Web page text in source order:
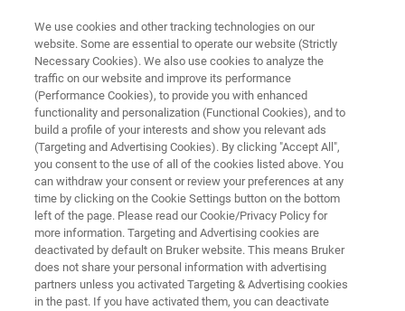
DIFFRAC.TOPAS ONLINE TRAINING 2023 JAPAN
DIFFRAC.TOPAS オンライント
レーニング
We use cookies and other tracking technologies on our
website. Some are essential to operate our website (Strictly
Necessary Cookies). We also use cookies to analyze the
traffic on our website and improve its performance
(Performance Cookies), to provide you with enhanced
functionality and personalization (Functional Cookies), and to
build a profile of your interests and show you relevant ads
(Targeting and Advertising Cookies). By clicking "Accept All",
you consent to the use of all of the cookies listed above. You
can withdraw your consent or review your preferences at any
time by clicking on the Cookie Settings button on the bottom
left of the page. Please read our Cookie/Privacy Policy for
more information. Targeting and Advertising cookies are
deactivated by default on Bruker website. This means Bruker
does not share your personal information with advertising
partners unless you activated Targeting & Advertising cookies
in the past. If you have activated them, you can deactivate